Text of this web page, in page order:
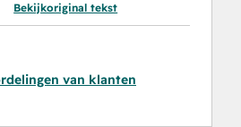
Bekijkoriginal tekst
van klanten